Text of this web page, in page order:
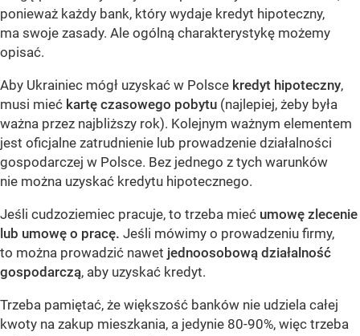
ponieważ każdy bank, który wydaje kredyt hipoteczny,
ma swoje zasady. Ale ogólną charakterystykę możemy
opisać.
Aby Ukrainiec mógł uzyskać w Polsce kredyt hipoteczny,
musi mieć kartę czasowego pobytu (najlepiej, żeby była
ważna przez najbliższy rok). Kolejnym ważnym elementem
jest oficjalne zatrudnienie lub prowadzenie działalności
gospodarczej w Polsce. Bez jednego z tych warunków
nie można uzyskać kredytu hipotecznego.
Jeśli cudzoziemiec pracuje, to trzeba mieć umowę zlecenie
lub umowę o pracę. Jeśli mówimy o prowadzeniu firmy,
to można prowadzić nawet jednoosobową działalność
gospodarczą, aby uzyskać kredyt.
Trzeba pamiętać, że większość banków nie udziela całej
kwoty na zakup mieszkania, a jedynie 80-90%, więc trzeba